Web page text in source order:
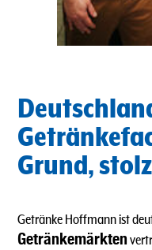
Grund,
Getränke Hoffmann ist
Getränkemärkten